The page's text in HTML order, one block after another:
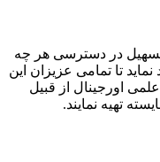
تسهیل در دسترسی هر چه
تا تمامی عزیزان این
اورجینال از قبیل
تهیه نمایند.